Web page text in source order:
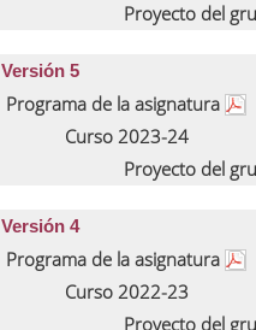
Proyecto del
Versión 5
Programa de la asignatura
Curso 2023-24
Proyecto del
Versión 4
Programa de la asignatura
Curso 2022-23
Proyecto del